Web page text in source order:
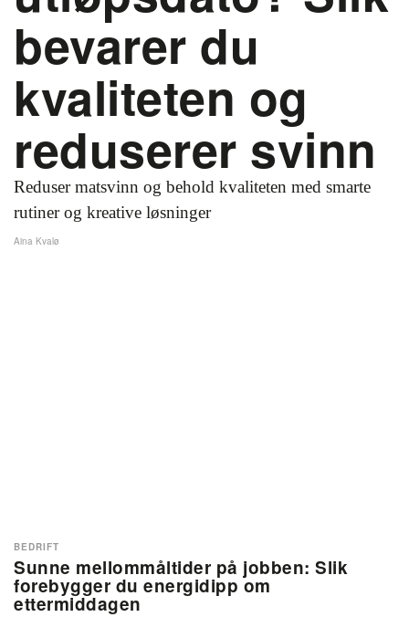
bevarer du
kvaliteten og
reduserer svinn
Reduser matsvinn og behold kvaliteten med smarte
rutiner og kreative løsninger
Aina Kvalø
Sunne mellommåltider på jobben: Slik
forebygger du energidipp om
ettermiddagen
BEDRIFT